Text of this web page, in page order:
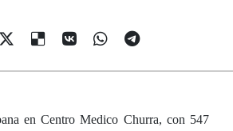
en Centro Medico Churra, con 547